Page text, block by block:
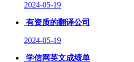
2024-05-19
有资质的翻译公司
2024-05-19
学信网英文成绩单